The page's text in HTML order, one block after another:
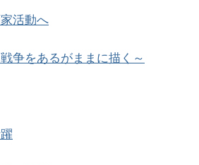
活動へ
争をあるがままに描く～